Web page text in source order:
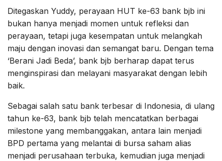
Ditegaskan Yuddy, perayaan HUT ke-63 bank bjb ini
bukan hanya menjadi momen untuk refleksi dan
perayaan, tetapi juga kesempatan untuk melangkah
maju dengan inovasi dan semangat baru. Dengan tema
‘Berani Jadi Beda’, bank bjb berharap dapat terus
menginspirasi dan melayani masyarakat dengan lebih
baik.
Sebagai salah satu bank terbesar di Indonesia, di ulang
tahun ke-63, bank bjb telah mencatatkan berbagai
milestone yang membanggakan, antara lain menjadi
BPD pertama yang melantai di bursa saham alias
menjadi perusahaan terbuka, kemudian juga menjadi